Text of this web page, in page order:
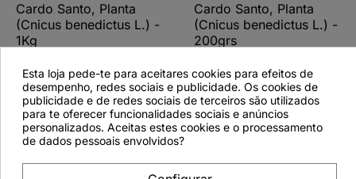
Cardo Santo, Planta
(Cnicus benedictus L.) -
1Kg
Ver detalhes
Cardo Santo, Planta
(Cnicus benedictus L.) -
200grs
Ver detalhes
Esta loja pede-te para aceitares cookies para efeitos de
desempenho, redes sociais e publicidade. Os cookies de
publicidade e de redes sociais de terceiros são utilizados
para te oferecer funcionalidades sociais e anúncios
personalizados. Aceitas estes cookies e o processamento
de dados pessoais envolvidos?